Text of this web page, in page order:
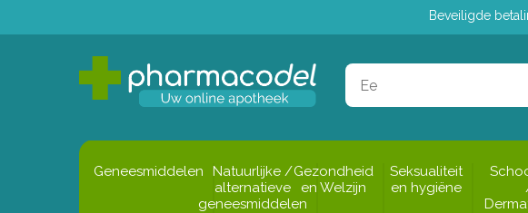
Beveiligde
Geneesmiddelen
Natuurlijke /
alternatieve
geneesmiddelen
Gezondheid
en Welzijn
Seksualiteit
en hygiëne